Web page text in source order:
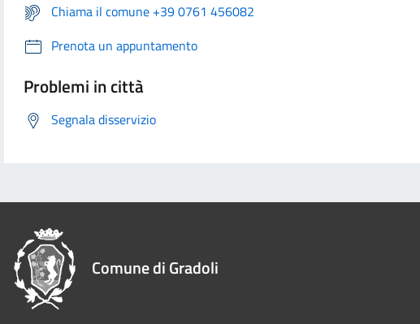
Chiama il comune +39 0761 456082
Prenota un appuntamento
Problemi in città
Segnala disservizio
Comune di Gradoli